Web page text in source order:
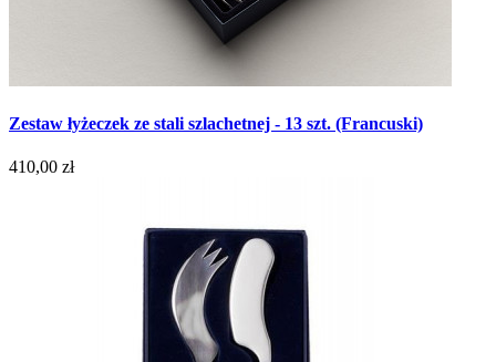
Zestaw łyżeczek ze stali szlachetnej - 13 szt. (Francuski)
410,00 zł